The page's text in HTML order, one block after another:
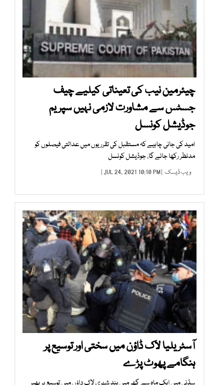
چیئرمین نیب کی تعیناتی کیلیے چیف
جسٹس سے مشاورت لازمی نہیں سپریم
جوڈیشل کونسل
امید کی جانی چاہیے کہ مستقبل کی تقرریوں میں عدالتی فیصلوں کو
مدنظر رکھا جائے گا، جوڈیشل کونسل
ویب ڈیسک | JUL 24, 2021 10:10 PM |
آسٹریلیا لاک ڈاؤن میں سختی اور توسیع پر
ہنگامے پھوٹ پڑے